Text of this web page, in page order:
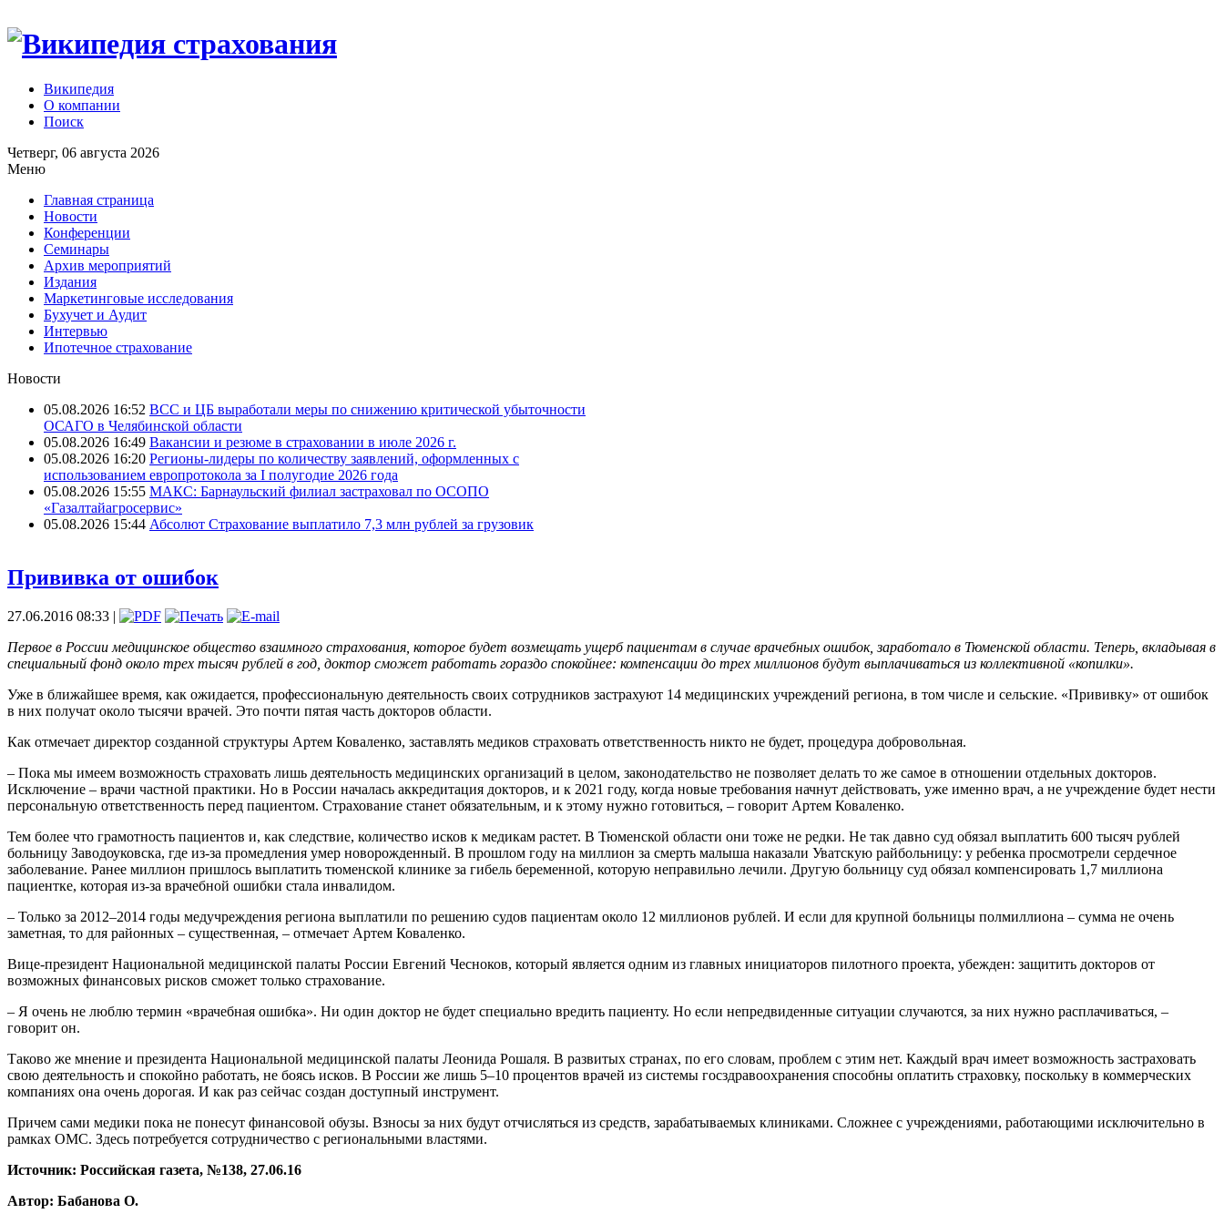
Википедия
О компании
Поиск
Четверг, 06 августа 2026
Меню
Главная страница
Новости
Конференции
Семинары
Архив мероприятий
Издания
Маркетинговые исследования
Бухучет и Аудит
Интервью
Ипотечное страхование
Новости
05.08.2026 16:52 ВСС и ЦБ выработали меры по снижению критической убыточности
ОСАГО в Челябинской области
05.08.2026 16:49 Вакансии и резюме в страховании в июле 2026 г.
05.08.2026 16:20 Регионы-лидеры по количеству заявлений, оформленных с
использованием европротокола за I полугодие 2026 года
05.08.2026 15:55 МАКС: Барнаульский филиал застраховал по ОСОПО
«Газалтайагросервис»
05.08.2026 15:44 Абсолют Страхование выплатило 7,3 млн рублей за грузовик
Прививка от ошибок
27.06.2016 08:33 |
Первое в России медицинское общество взаимного страхования, которое будет возмещать ущерб пациентам в случае врачебных ошибок, заработало в Тюменской области. Теперь, вкладывая в
специальный фонд около трех тысяч рублей в год, доктор сможет работать гораздо спокойнее: компенсации до трех миллионов будут выплачиваться из коллективной «копилки».
Уже в ближайшее время, как ожидается, профессиональную деятельность своих сотрудников застрахуют 14 медицинских учреждений региона, в том числе и сельские. «Прививку» от ошибок
в них получат около тысячи врачей. Это почти пятая часть докторов области.
Как отмечает директор созданной структуры Артем Коваленко, заставлять медиков страховать ответственность никто не будет, процедура добровольная.
– Пока мы имеем возможность страховать лишь деятельность медицинских организаций в целом, законодательство не позволяет делать то же самое в отношении отдельных докторов.
Исключение – врачи частной практики. Но в России началась аккредитация докторов, и к 2021 году, когда новые требования начнут действовать, уже именно врач, а не учреждение будет нести
персональную ответственность перед пациентом. Страхование станет обязательным, и к этому нужно готовиться, – говорит Артем Коваленко.
Тем более что грамотность пациентов и, как следствие, количество исков к медикам растет. В Тюменской области они тоже не редки. Не так давно суд обязал выплатить 600 тысяч рублей
больницу Заводоуковска, где из-за промедления умер новорожденный. В прошлом году на миллион за смерть малыша наказали Уватскую райбольницу: у ребенка просмотрели сердечное
заболевание. Ранее миллион пришлось выплатить тюменской клинике за гибель беременной, которую неправильно лечили. Другую больницу суд обязал компенсировать 1,7 миллиона
пациентке, которая из-за врачебной ошибки стала инвалидом.
– Только за 2012–2014 годы медучреждения региона выплатили по решению судов пациентам около 12 миллионов рублей. И если для крупной больницы полмиллиона – сумма не очень
заметная, то для районных – существенная, – отмечает Артем Коваленко.
Вице-президент Национальной медицинской палаты России Евгений Чесноков, который является одним из главных инициаторов пилотного проекта, убежден: защитить докторов от
возможных финансовых рисков сможет только страхование.
– Я очень не люблю термин «врачебная ошибка». Ни один доктор не будет специально вредить пациенту. Но если непредвиденные ситуации случаются, за них нужно расплачиваться, –
говорит он.
Таково же мнение и президента Национальной медицинской палаты Леонида Рошаля. В развитых странах, по его словам, проблем с этим нет. Каждый врач имеет возможность застраховать
свою деятельность и спокойно работать, не боясь исков. В России же лишь 5–10 процентов врачей из системы госздравоохранения способны оплатить страховку, поскольку в коммерческих
компаниях она очень дорогая. И как раз сейчас создан доступный инструмент.
Причем сами медики пока не понесут финансовой обузы. Взносы за них будут отчисляться из средств, зарабатываемых клиниками. Сложнее с учреждениями, работающими исключительно в
рамках ОМС. Здесь потребуется сотрудничество с региональными властями.
Источник: Российская газета, №138, 27.06.16
Автор: Бабанова О.